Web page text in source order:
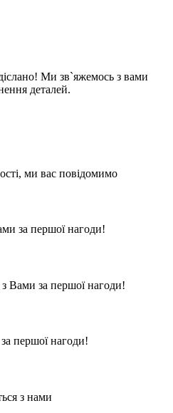
Ми зв`яжемось з вами
деталей.
ми вас повідомимо
за першої нагоди!
Вами за першої нагоди!
першої нагоди!
з нами